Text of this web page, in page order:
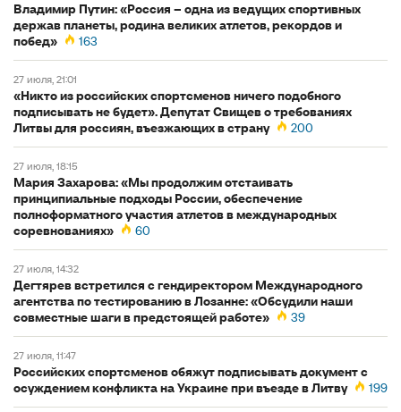
Владимир Путин: «Россия – одна из ведущих спортивных
держав планеты, родина великих атлетов, рекордов и
побед»
163
27 июля, 21:01
«Никто из российских спортсменов ничего подобного
подписывать не будет». Депутат Свищев о требованиях
Литвы для россиян, въезжающих в страну
200
27 июля, 18:15
Мария Захарова: «Мы продолжим отстаивать
принципиальные подходы России, обеспечение
полноформатного участия атлетов в международных
соревнованиях»
60
27 июля, 14:32
Дегтярев встретился с гендиректором Международного
агентства по тестированию в Лозанне: «Обсудили наши
совместные шаги в предстоящей работе»
39
27 июля, 11:47
Российских спортсменов обяжут подписывать документ с
осуждением конфликта на Украине при въезде в Литву
199